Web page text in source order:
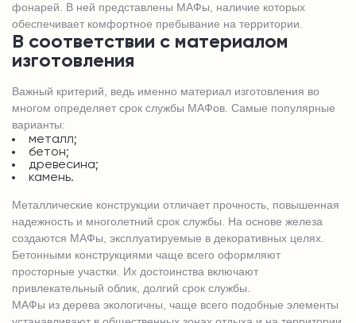
фонарей. В ней представлены МАФы, наличие которых
обеспечивает комфортное пребывание на территории.
В соответствии с материалом
изготовления
Важный критерий, ведь именно материал изготовления во
многом определяет срок службы МАФов. Самые популярные
варианты:
металл;
бетон;
древесина;
камень.
Металлические конструкции отличает прочность, повышенная
надежность и многолетний срок службы. На основе железа
создаются МАФы, эксплуатируемые в декоративных целях.
Бетонными конструкциями чаще всего оформляют
просторные участки. Их достоинства включают
привлекательный облик, долгий срок службы.
МАФы из дерева экологичны, чаще всего подобные элементы